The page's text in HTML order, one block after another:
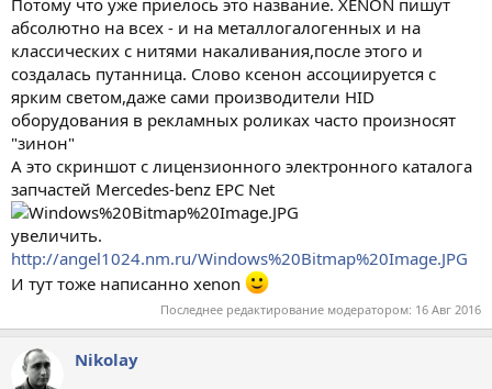
абсолютно на всех - и на металлогалогенных и на
классических с нитями накаливания,после этого и
создалась путанница. Слово ксенон ассоциируется с
ярким светом,даже сами производители HID
оборудования в рекламных роликах часто произносят
"зинон"
А это скриншот с лицензионного электронного каталога
запчастей Mercedes-benz EPC Net
увеличить.
http://angel1024.nm.ru/Windows%20Bitmap%20Image.JPG
И тут тоже написанно xenon
Последнее редактирование модератором: 16 Авг 2016
Nikolay